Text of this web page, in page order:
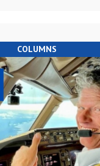
COLUMNS